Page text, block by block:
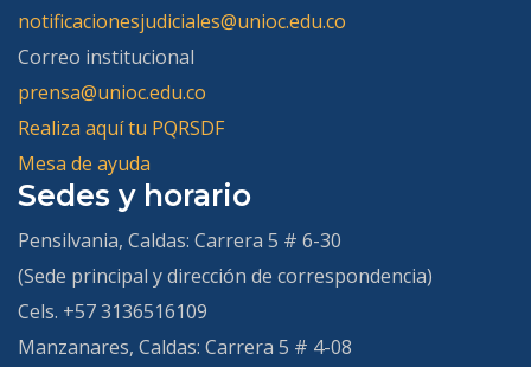
notificacionesjudiciales@unioc.edu.co
Correo institucional
prensa@unioc.edu.co
Realiza aquí tu PQRSDF
Mesa de ayuda
Sedes y horario
Pensilvania, Caldas: Carrera 5 # 6-30
(Sede principal y dirección de correspondencia)
Cels. +57 3136516109
Manzanares, Caldas: Carrera 5 # 4-08